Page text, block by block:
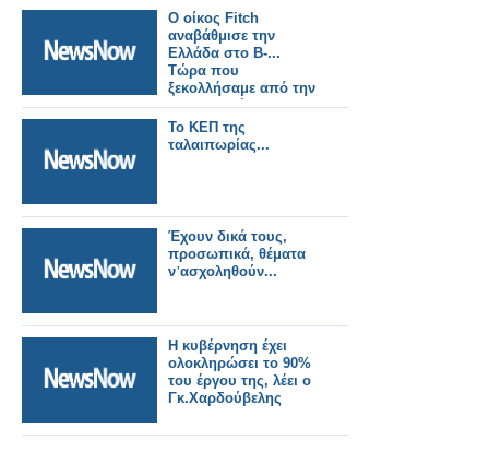
Ο οίκος Fitch
αναβάθμισε την
Ελλάδα στο B-...
Τώρα που
ξεκολλήσαμε από την
"επιλεκτική
χρεοκοπία" λέτε να το
βουλώσουν οι ηλίθιοι;
To KEΠ της
ταλαιπωρίας...
Έχουν δικά τους,
προσωπικά, θέματα
ν᾽ασχοληθούν...
Η κυβέρνηση έχει
ολοκληρώσει το 90%
του έργου της, λέει ο
Γκ.Χαρδούβελης